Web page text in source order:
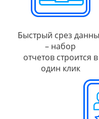
Быстрый срез
– набор
отчетов строится в
один клик